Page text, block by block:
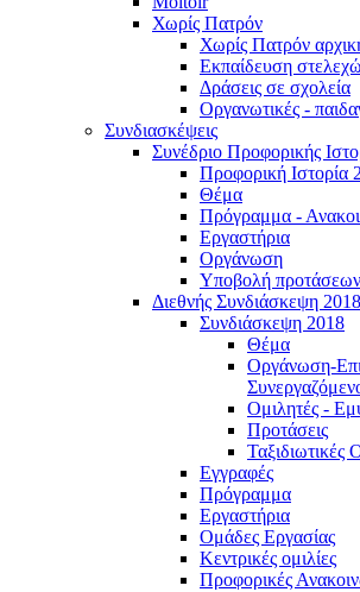
Χωρίς Πατρόν
Χωρίς Πατρόν
Εκπαίδευση
Δράσεις σε σχολεία
Οργανωτικές -
Συνδιασκέψεις
Συνέδριο Προφορικής
Προφορική Ιστορία
Θέμα
Πρόγραμμα -
Εργαστήρια
Οργάνωση
Υποβολή προτάσεων
Διεθνής Συνδιάσκεψη 2018
Συνδιάσκεψη 2018
Θέμα
Οργάνωση-
Ομιλητές -
Προτάσεις
Ταξιδιωτικές
Εγγραφές
Πρόγραμμα
Εργαστήρια
Ομάδες Εργασίας
Κεντρικές ομιλίες
Προφορικές